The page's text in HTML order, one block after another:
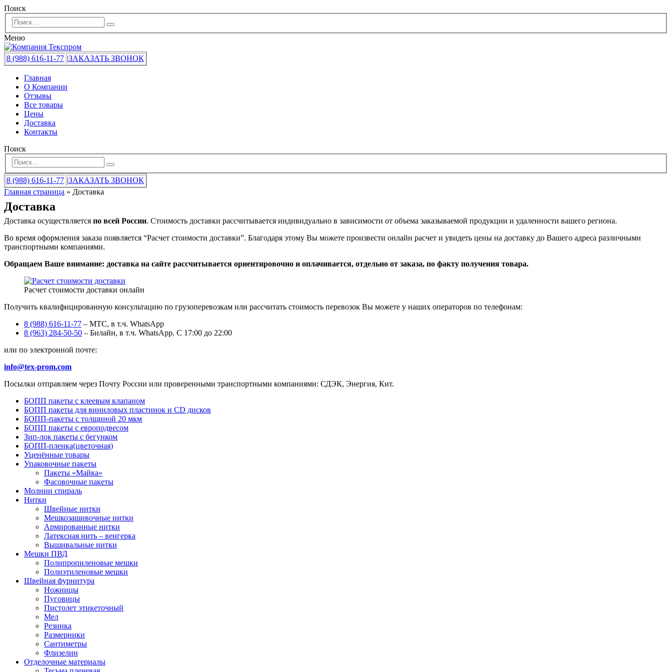
Поиск
Меню
8 (988) 616-11-77 |ЗАКАЗАТЬ ЗВОНОК
Главная
О Компании
Отзывы
Все товары
Цены
Доставка
Контакты
Поиск
8 (988) 616-11-77 |ЗАКАЗАТЬ ЗВОНОК
Главная страница » Доставка
Доставка
Доставка осуществляется по всей России. Стоимость доставки рассчитывается индивидуально в зависимости от объема заказываемой продукции и удаленности вашего региона.
Во время оформления заказа появляется “Расчет стоимости доставки”. Благодаря этому Вы можете произвести онлайн расчет и увидеть цены на доставку до Вашего адреса различными
транспортными компаниями.
Обращаем Ваше внимание: доставка на сайте рассчитывается ориентировочно и оплачивается, отдельно от заказа, по факту получения товара.
Расчет стоимости доставки онлайн
Получить квалифицированную консультацию по грузоперевозкам или рассчитать стоимость перевозок Вы можете у наших операторов по телефонам:
8 (988) 616-11-77 – МТС, в т.ч. WhatsApp
8 (963) 284-50-50 – Билайн, в т.ч. WhatsApp. С 17:00 до 22:00
или по электронной почте:
info@tex-prom.com
Посылки отправляем через Почту России или проверенными транспортными компаниями: СДЭК, Энергия, Кит.
БОПП пакеты с клеевым клапаном
БОПП пакеты для виниловых пластинок и CD дисков
БОПП-пакеты с толщиной 20 мкм
БОПП пакеты с европодвесом
Зип-лок пакеты с бегунком
БОПП-пленка(цветочная)
Уценённые товары
Упаковочные пакеты
Пакеты «Майка»
Фасовочные пакеты
Молнии спираль
Нитки
Швейные нитки
Мешкозашивочные нитки
Армированные нитки
Латексная нить – венгерка
Вышивальные нитки
Мешки ПВД
Полипропиленовые мешки
Полиэтиленовые мешки
Швейная фурнитура
Ножницы
Пуговицы
Пистолет этикеточный
Мел
Резинка
Размерники
Сантиметры
Флизелин
Отделочные материалы